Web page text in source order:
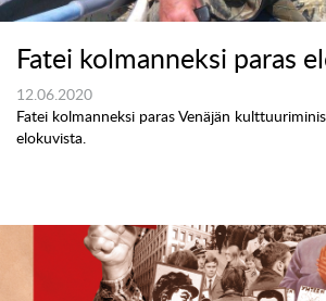
Fatei kolmanneksi paras
12.06.2020
Fatei kolmanneksi paras Venäjän
elokuvista.